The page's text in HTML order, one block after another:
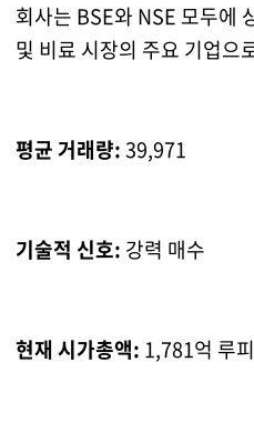
회사는 BSE와 NSE 모두에
및 비료 시장의 주요 기업으
평균 거래량:39,971
기술적 신호: 강력 매수
현재 시가총액: 1,781억 루피